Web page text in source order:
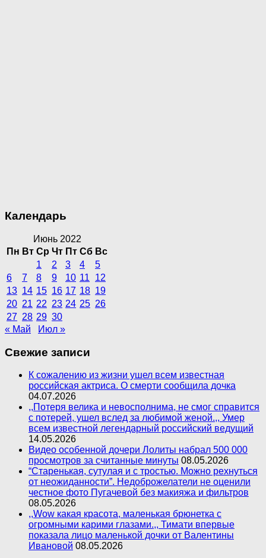
Календарь
Июнь 2022
Пн Вт Ср Чт Пт Сб Вс
1
2 3 4
5
6
7 8 9 10 11
12
13 14 15 16 17 18 19
20 21 22 23 24 25 26
27 28 29 30
« Май
Июл »
Свежие записи
К сожалению из жизни ушел всем известная
российская актриса. О смерти сообщила дочка
04.07.2026
,,Потеря велика и невосполнима, не смог справится
с потерей, ушел вслед за любимой женой.,, Умер
всем известной легендарный российский ведущий
14.05.2026
Видео особенной дочери Лолиты набрал 500 000
просмотров за считанные минуты 08.05.2026
“Старенькая, сутулая и с тростью. Можно рехнуться
от неожиданности”. Недоброжелатели не оценили
честное фото Пугачевой без макияжа и фильтров
08.05.2026
,,Wow какая красота, маленькая брюнетка с
огромными карими глазами.,, Тимати впервые
показала лицо маленькой дочки от Валентины
Ивановой 08.05.2026